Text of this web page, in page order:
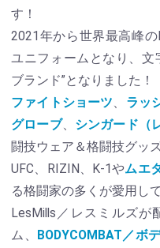
す！
2021年から世界最高峰
ユニフォームとなり、文
ブランド”となりました！
ファイトショーツ
ラッ
グローブ、 シンガード（
闘技ウェア＆格闘技グッ
UFC、RIZIN、K-1やムエ
る格闘家の多くが愛用し
LesMills／レスミルズが
ム、 BODYCOMBAT／ボ